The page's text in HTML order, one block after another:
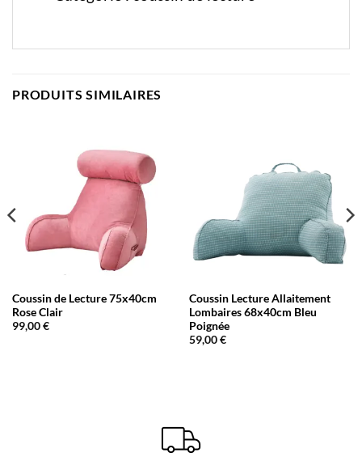
PRODUITS SIMILAIRES
Coussin de Lecture 75x40cm
Rose Clair
99,00€
Coussin Lecture Allaitement
Lombaires 68x40cm Bleu
Poignée
59,00€